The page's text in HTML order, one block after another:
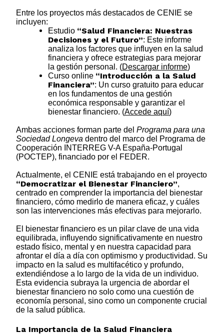
Entre los proyectos más destacados de CENIE se
incluyen:
Estudio “Salud Financiera: Nuestras
Decisiones y el Futuro”: Este informe
analiza los factores que influyen en la salud
financiera y ofrece estrategias para mejorar
la gestión personal. (Descargar informe)
Curso online “Introducción a la Salud
Financiera”: Un curso gratuito para educar
en los fundamentos de una gestión
económica responsable y garantizar el
bienestar financiero. (Accede aquí)
Ambas acciones forman parte del Programa para una
Sociedad Longeva dentro del marco del Programa de
Cooperación INTERREG V-A España-Portugal
(POCTEP), financiado por el FEDER.
Actualmente, el CENIE está trabajando en el proyecto
“Democratizar el Bienestar Financiero”,
centrado en comprender la importancia del bienestar
financiero, cómo medirlo de manera eficaz, y cuáles
son las intervenciones más efectivas para mejorarlo.
El bienestar financiero es un pilar clave de una vida
equilibrada, influyendo significativamente en nuestro
estado físico, mental y en nuestra capacidad para
afrontar el día a día con optimismo y productividad. Su
impacto en la salud es multifacético y profundo,
extendiéndose a lo largo de la vida de un individuo.
Esta evidencia subraya la urgencia de abordar el
bienestar financiero no solo como una cuestión de
economía personal, sino como un componente crucial
de la salud pública.
La Importancia de la Salud Financiera